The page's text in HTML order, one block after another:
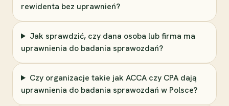
rewidenta bez uprawnień?
Jak sprawdzić, czy dana osoba lub firma ma
uprawnienia do badania sprawozdań?
Czy organizacje takie jak ACCA czy CPA dają
uprawnienia do badania sprawozdań w Polsce?